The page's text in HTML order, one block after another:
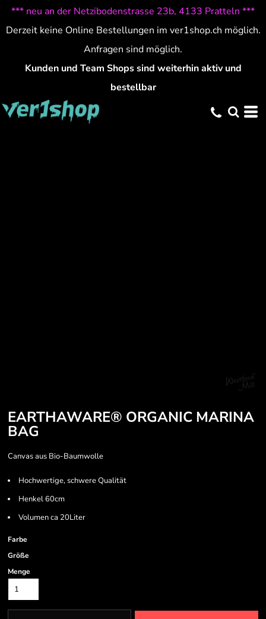
*** neu an der Netzibodenstrasse 23b, 4133 Pratteln ***
Derzeit keine Online Bestellungen im ver1shop.ch möglich.
Anfragen sind möglich.
Kunden und Team Shops sind weiterhin aktiv und
bestellbar
EARTHAWARE® ORGANIC MARINA
BAG
Canvas aus Bio-Baumwolle
Hochwertige, schwere Qualität
Henkel 60cm
Volumen ca 20Liter
Farbe
Größe
Menge